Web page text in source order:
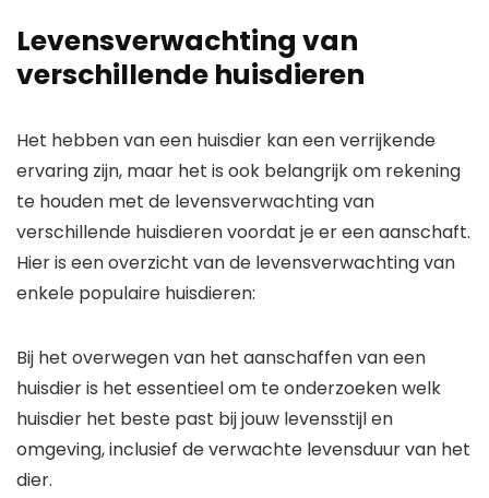
Levensverwachting van
verschillende huisdieren
Het hebben van een huisdier kan een verrijkende
ervaring zijn, maar het is ook belangrijk om rekening
te houden met de levensverwachting van
verschillende huisdieren voordat je er een aanschaft.
Hier is een overzicht van de levensverwachting van
enkele populaire huisdieren:
Bij het overwegen van het aanschaffen van een
huisdier is het essentieel om te onderzoeken welk
huisdier het beste past bij jouw levensstijl en
omgeving, inclusief de verwachte levensduur van het
dier.